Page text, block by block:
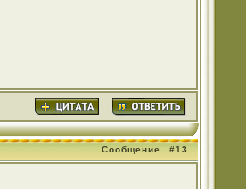
Сообщение #13